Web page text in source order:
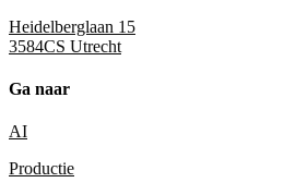
Heidelberglaan 15
3584CS Utrecht
Ga naar
AI
Productie